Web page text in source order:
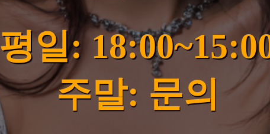
평일:
주말: 문의